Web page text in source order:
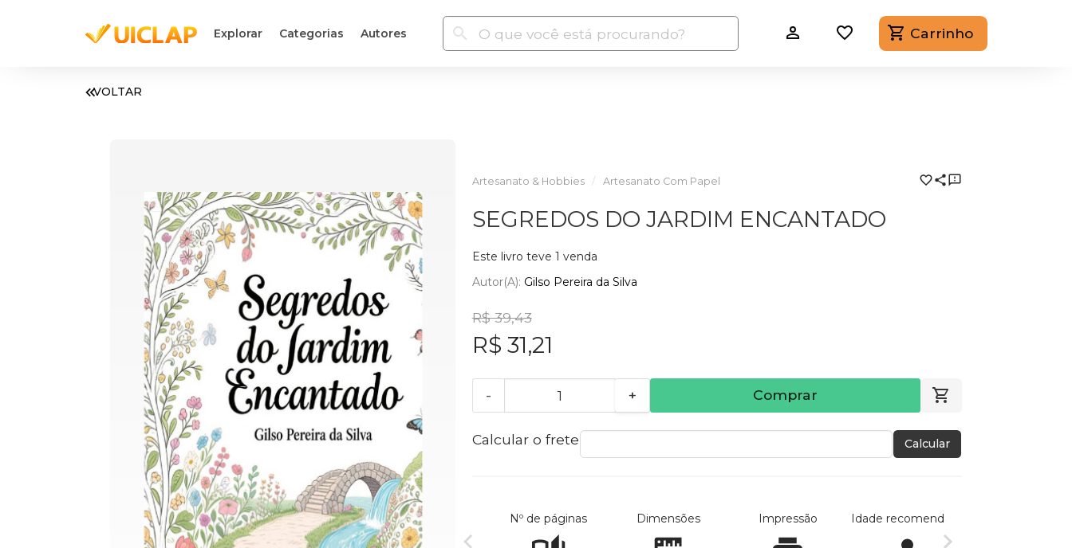
Explorar Categorias Autores Carrinho
VOLTAR
Artesanato & Hobbies Artesanato Com Papel
SEGREDOS DO JARDIM ENCANTADO
Este livro teve 1 venda
Autor(a): Gilso Pereira da Silva
R$ 39,43
R$ 31,21
- + Comprar
Calcular o frete Calcular
Nº de páginas Dimensões Impressão Idade recomendada